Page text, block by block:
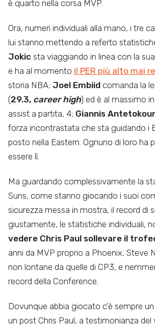
è quarto nella corsa MVP.
Ora, numeri individuali alla mano, i tre
lui stanno mettendo a referto
Jokic sta viaggiando in linea con la
e ha al momento il PER più alto mai
storia NBA; Joel Embiid comanda la
(29.3, career high) ed è al massimo
assist a partita, 4; Giannis
forza incontrastata che sta guidando i
posto nella Eastern. Ognuno di loro ha
essere lì.
Ma guardando complessivamente la
Suns, come stanno giocando i suoi
sicurezza messa in mostra, il record di
giustamente, le statistiche individuali,
vedere Chris Paul sollevare il
anni da MVP proprio a Phoenix, Steve
non lontane da quelle di CP3, e
record della Conference.
Dovunque abbia giocato c’è sempre
un post Chris Paul, a testimonianza